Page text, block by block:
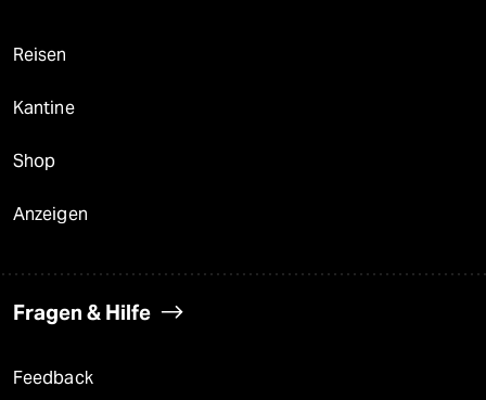
Reisen
Kantine
Shop
Anzeigen
Fragen & Hilfe
Feedback